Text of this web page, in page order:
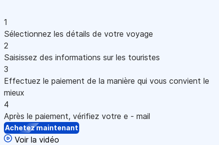
1
Sélectionnez les détails de votre voyage
2
Saisissez des informations sur les touristes
3
Effectuez le paiement de la manière qui vous convient le
mieux
4
Après le paiement, vérifiez votre e - mail
Achetez maintenant
Voir la vidéo